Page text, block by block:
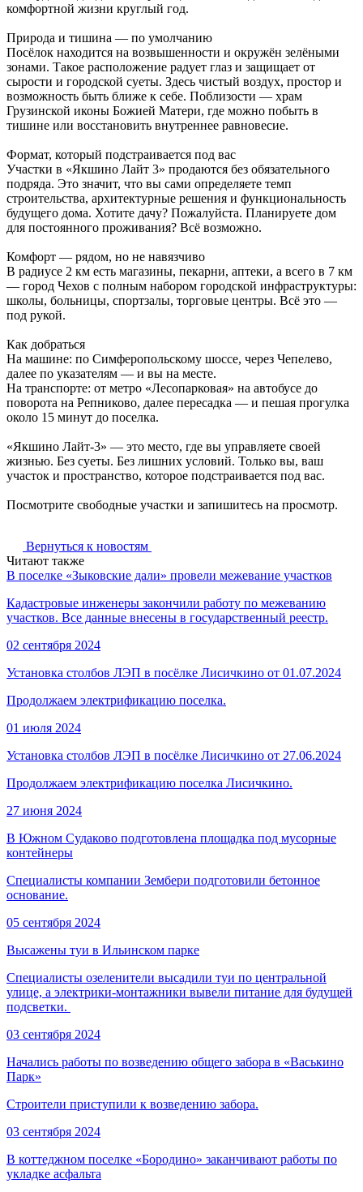
комфортной жизни круглый год.
Природа и тишина — по умолчанию
Посёлок находится на возвышенности и окружён зелёными
зонами. Такое расположение радует глаз и защищает от
сырости и городской суеты. Здесь чистый воздух, простор и
возможность быть ближе к себе. Поблизости — храм
Грузинской иконы Божией Матери, где можно побыть в
тишине или восстановить внутреннее равновесие.
Формат, который подстраивается под вас
Участки в «Якшино Лайт 3» продаются без обязательного
подряда. Это значит, что вы сами определяете темп
строительства, архитектурные решения и функциональность
будущего дома. Хотите дачу? Пожалуйста. Планируете дом
для постоянного проживания? Всё возможно.
Комфорт — рядом, но не навязчиво
В радиусе 2 км есть магазины, пекарни, аптеки, а всего в 7 км
— город Чехов с полным набором городской инфраструктуры:
школы, больницы, спортзалы, торговые центры. Всё это —
под рукой.
Как добраться
На машине: по Симферопольскому шоссе, через Чепелево,
далее по указателям — и вы на месте.
На транспорте: от метро «Лесопарковая» на автобусе до
поворота на Репниково, далее пересадка — и пешая прогулка
около 15 минут до поселка.
«Якшино Лайт-3» — это место, где вы управляете своей
жизнью. Без суеты. Без лишних условий. Только вы, ваш
участок и пространство, которое подстраивается под вас.
Посмотрите свободные участки и запишитесь на просмотр.
Вернуться к новостям
Читают также
В поселке «Зыковские дали» провели межевание участков
Кадастровые инженеры закончили работу по межеванию
участков. Все данные внесены в государственный реестр.
02 сентября 2024
Установка столбов ЛЭП в посёлке Лисичкино от 01.07.2024
Продолжаем электрификацию поселка.
01 июля 2024
Установка столбов ЛЭП в посёлке Лисичкино от 27.06.2024
Продолжаем электрификацию поселка Лисичкино.
27 июня 2024
В Южном Судаково подготовлена площадка под мусорные
контейнеры
Специалисты компании Зембери подготовили бетонное
основание.
05 сентября 2024
Высажены туи в Ильинском парке
Специалисты озеленители высадили туи по центральной
улице, а электрики-монтажники вывели питание для будущей
подсветки.
03 сентября 2024
Начались работы по возведению общего забора в «Васькино
Парк»
Строители приступили к возведению забора.
03 сентября 2024
В коттеджном поселке «Бородино» заканчивают работы по
укладке асфальта